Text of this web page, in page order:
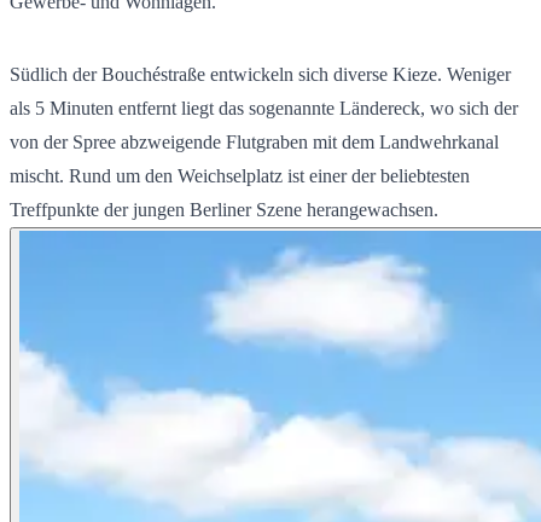
Südlich der Bouchéstraße entwickeln sich diverse Kieze. Weniger
als 5 Minuten entfernt liegt das sogenannte Ländereck, wo sich der
von der Spree abzweigende Flutgraben mit dem Landwehrkanal
mischt. Rund um den Weichselplatz ist einer der beliebtesten
Treffpunkte der jungen Berliner Szene herangewachsen.